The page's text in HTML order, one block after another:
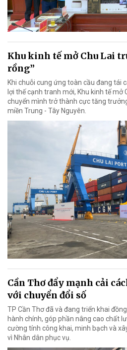
Khu kinh tế mở Chu Lai
rồng”
Khi chuỗi cung ứng toàn cầu đang tái
lợi thế cạnh tranh mới, Khu kinh tế mở
chuyển mình trở thành cực tăng
miền Trung - Tây Nguyên.
Cần Thơ đẩy mạnh cải
với chuyển đổi số
TP Cần Thơ đã và đang triển khai
hành chính, góp phần nâng cao chất
cường tính công khai, minh bạch và
vì Nhân dân phục vụ.